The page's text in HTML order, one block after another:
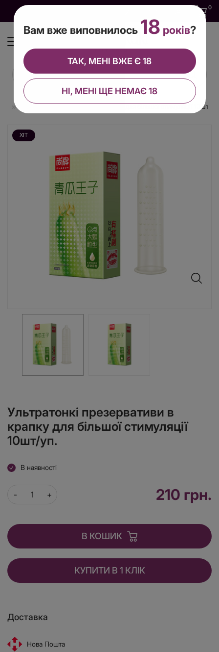
0
Ультратонкі презервативи в крапку для більшої стимуляції 10шт/уп.
ХІТ
Ультратонкі презервативи в
крапку для більшої стимуляції
10шт/уп.
В наявності
210 грн.
В КОШИК
КУПИТИ В 1 КЛІК
Доставка
Нова Пошта
Вам вже виповнилось 18 років?
НІ, МЕНІ ЩЕ НЕМАЄ 18
ТАК, МЕНІ ВЖЕ Є 18